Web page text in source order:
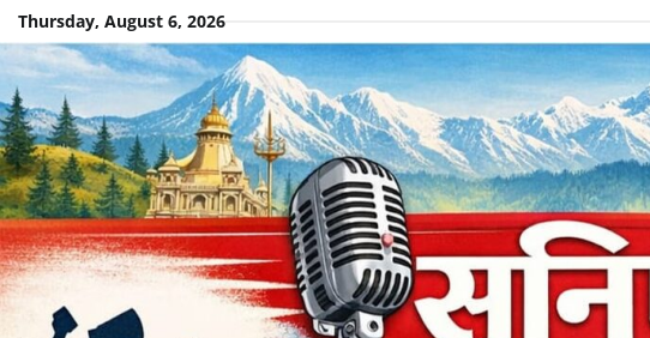
Skip
to
content
Thursday, August 6, 2026